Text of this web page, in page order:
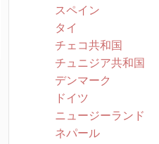
スペイン
タイ
チェコ共和国
チュニジア共和国
デンマーク
ドイツ
ニュージーランド
ネパール